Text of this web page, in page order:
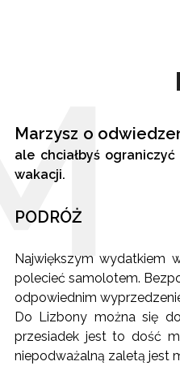
Marzysz o
ale chciałbyś
wakacji.
PODRÓŻ
Największym wydatkiem
polecieć samolotem.
odpowiednim
Do Lizbony można się
przesiadek jest to dość
niepodważalną zaletą jest